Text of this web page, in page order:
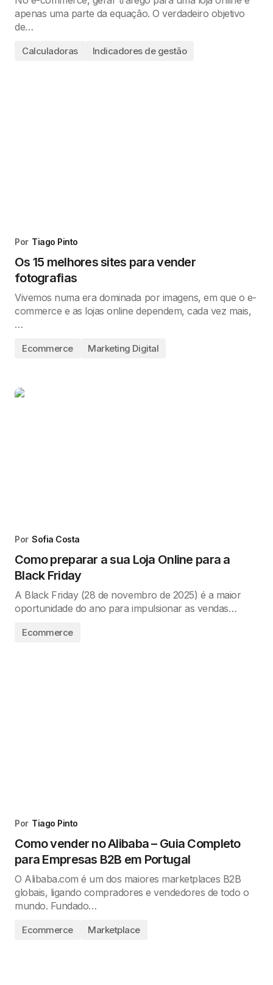
apenas uma parte da equação. O verdadeiro objetivo
de…
Calculadoras Indicadores de gestão
Por Tiago Pinto
Os 15 melhores sites para vender
fotografias
Vivemos numa era dominada por imagens, em que o e-
commerce e as lojas online dependem, cada vez mais,
…
Ecommerce Marketing Digital
Por Sofia Costa
Como preparar a sua Loja Online para a
Black Friday
A Black Friday (28 de novembro de 2025) é a maior
oportunidade do ano para impulsionar as vendas…
Ecommerce
Por Tiago Pinto
Como vender no Alibaba – Guia Completo
para Empresas B2B em Portugal
O Alibaba.com é um dos maiores marketplaces B2B
globais, ligando compradores e vendedores de todo o
mundo. Fundado…
Ecommerce Marketplace